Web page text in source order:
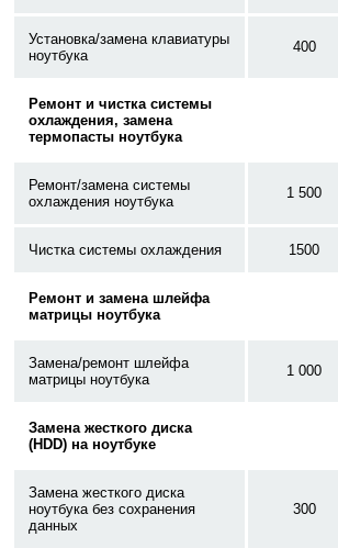
Установка/замена клавиатуры
ноутбука
400
Ремонт и чистка системы
охлаждения, замена
термопасты ноутбука
Ремонт/замена системы
охлаждения ноутбука
1 500
Чистка системы охлаждения 1500
Ремонт и замена шлейфа
матрицы ноутбука
Замена/ремонт шлейфа
матрицы ноутбука
1 000
Замена жесткого диска
(HDD) на ноутбуке
Замена жесткого диска
ноутбука без сохранения
данных
300